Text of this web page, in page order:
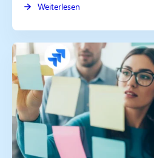
Weiterlesen